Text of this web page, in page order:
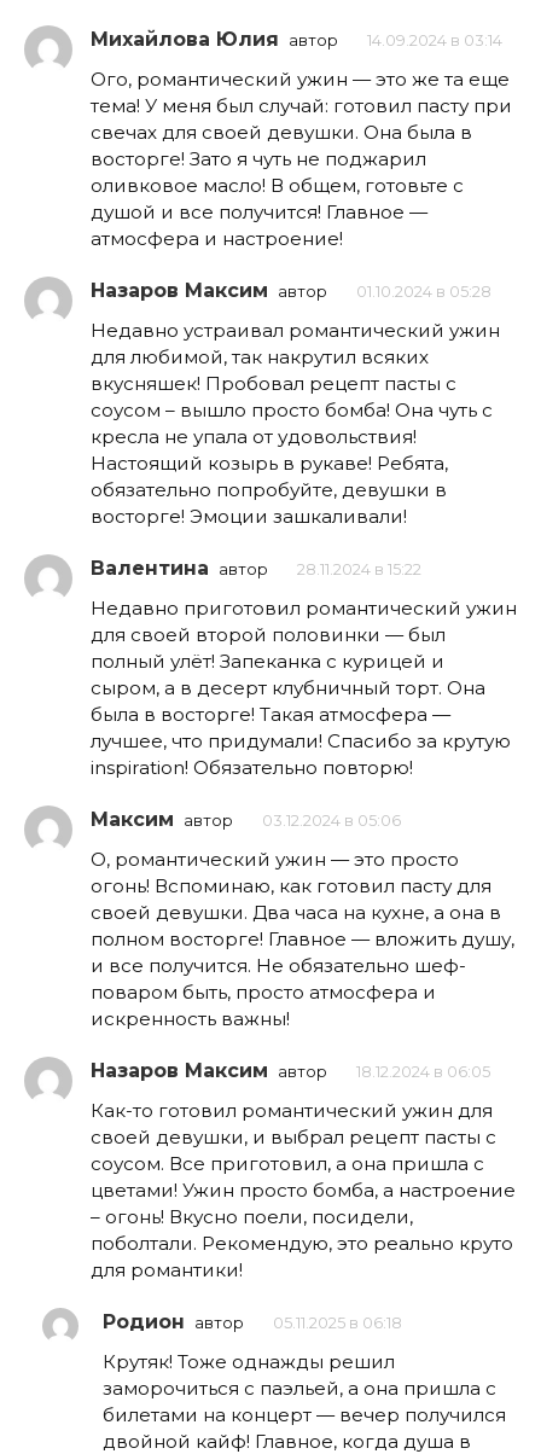
Михайлова Юлия автор 14.09.2024 в 03:14
Ого, романтический ужин — это же та еще
тема! У меня был случай: готовил пасту при
свечах для своей девушки. Она была в
восторге! Зато я чуть не поджарил
оливковое масло! В общем, готовьте с
душой и все получится! Главное —
атмосфера и настроение!
Назаров Максим автор 01.10.2024 в 05:28
Недавно устраивал романтический ужин
для любимой, так накрутил всяких
вкусняшек! Пробовал рецепт пасты с
соусом – вышло просто бомба! Она чуть с
кресла не упала от удовольствия!
Настоящий козырь в рукаве! Ребята,
обязательно попробуйте, девушки в
восторге! Эмоции зашкаливали!
Валентина автор 28.11.2024 в 15:22
Недавно приготовил романтический ужин
для своей второй половинки — был
полный улёт! Запеканка с курицей и
сыром, а в десерт клубничный торт. Она
была в восторге! Такая атмосфера —
лучшее, что придумали! Спасибо за крутую
inspiration! Обязательно повторю!
Максим автор 03.12.2024 в 05:06
О, романтический ужин — это просто
огонь! Вспоминаю, как готовил пасту для
своей девушки. Два часа на кухне, а она в
полном восторге! Главное — вложить душу,
и все получится. Не обязательно шеф-
поваром быть, просто атмосфера и
искренность важны!
Назаров Максим автор 18.12.2024 в 06:05
Как-то готовил романтический ужин для
своей девушки, и выбрал рецепт пасты с
соусом. Все приготовил, а она пришла с
цветами! Ужин просто бомба, а настроение
– огонь! Вкусно поели, посидели,
поболтали. Рекомендую, это реально круто
для романтики!
Родион автор 05.11.2025 в 06:18
Крутяк! Тоже однажды решил
заморочиться с паэльей, а она пришла с
билетами на концерт — вечер получился
двойной кайф! Главное, когда душа в